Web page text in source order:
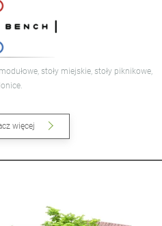
stoły miejskie, stoły piknikowe,
więcej